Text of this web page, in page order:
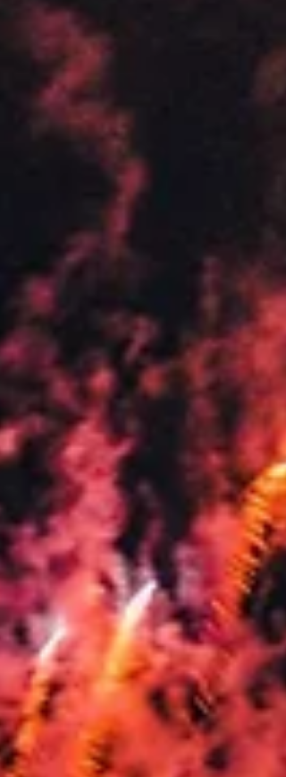
cidades do Nordeste em qualidade de
vida. Um levantamento recente coloca as
duas cidades em destaque quando o
assunto é qualidade de vida no Nordeste.
Segundo o índice de Progresso Social
Brasil (IPS) 2025, elas estão entre as
melhores colocadas da região e do país.
IPS, desenvolvido pelo Instituto Imazon
5.570 municípios br